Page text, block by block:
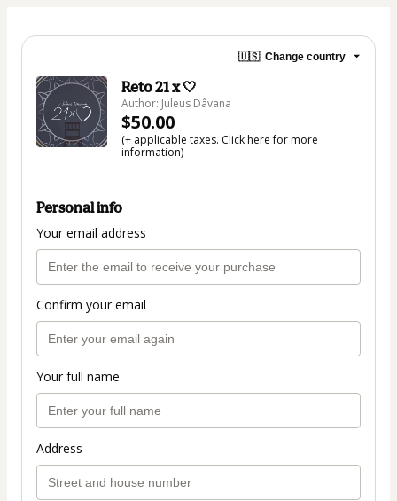
🇺🇸 Change country
Reto 21 x 🤍​
Author: Juleus Dâvana
$50.00
(+ applicable taxes. Click herefor more
information)
Personal info
Your email address
Confirm your email
Your full name
Address